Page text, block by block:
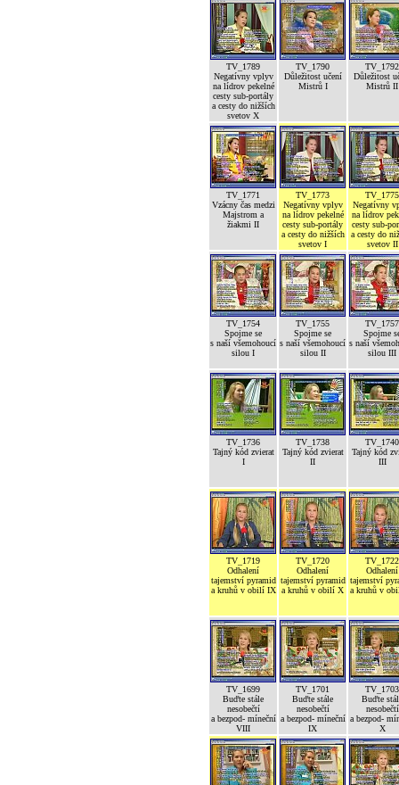
TV_1789
Negatívny vplyv
na lídrov pekelné
cesty sub-portály
a cesty do nižších
svetov X
TV_1790
Důležitost učení
Mistrů I
TV_1792
Důležitost
Mistrů II
TV_1771
Vzácny čas medzi
Majstrom a
žiakmi II
TV_1773
Negatívny vplyv
na lídrov pekelné
cesty sub-portály
a cesty do nižších
svetov I
TV_1775
Negatívny
na lídrov
cesty sub-
a cesty do
svetov II
TV_1754
Spojme se
s naší všemohoucí
silou I
TV_1755
Spojme se
s naší všemohoucí
silou II
TV_1757
Spojme
s naší
silou III
TV_1736
Tajný kód zvierat
I
TV_1738
Tajný kód zvierat
II
TV_1740
Tajný kód
III
TV_1719
Odhalení
tajemství pyramid
a kruhů v obilí IX
TV_1720
Odhalení
tajemství pyramid
a kruhů v obilí X
TV_1722
Odhalení
tajemství
a kruhů v
TV_1699
Buďte stále
nesobečtí
a bezpod- míneční
VIII
TV_1701
Buďte stále
nesobečtí
a bezpod- míneční
IX
TV_1703
Buďte
nesobečtí
a bezpod-
X